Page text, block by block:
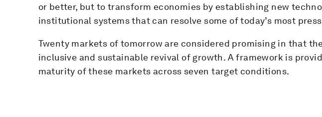
or better, but to transform economies by establishing new
institutional systems that can resolve some of today’s most
Twenty markets of tomorrow are considered promising in that
inclusive and sustainable revival of growth. A framework is
maturity of these markets across seven target conditions.